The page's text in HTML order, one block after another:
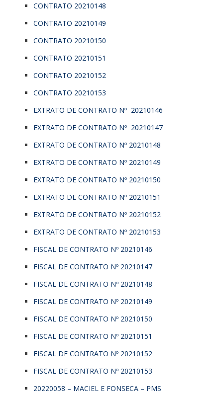
CONTRATO 20210148
CONTRATO 20210149
CONTRATO 20210150
CONTRATO 20210151
CONTRATO 20210152
CONTRATO 20210153
EXTRATO DE CONTRATO Nº 20210146
EXTRATO DE CONTRATO Nº 20210147
EXTRATO DE CONTRATO Nº 20210148
EXTRATO DE CONTRATO Nº 20210149
EXTRATO DE CONTRATO Nº 20210150
EXTRATO DE CONTRATO Nº 20210151
EXTRATO DE CONTRATO Nº 20210152
EXTRATO DE CONTRATO Nº 20210153
FISCAL DE CONTRATO Nº 20210146
FISCAL DE CONTRATO Nº 20210147
FISCAL DE CONTRATO Nº 20210148
FISCAL DE CONTRATO Nº 20210149
FISCAL DE CONTRATO Nº 20210150
FISCAL DE CONTRATO Nº 20210151
FISCAL DE CONTRATO Nº 20210152
FISCAL DE CONTRATO Nº 20210153
20220058 – MACIEL E FONSECA – PMS